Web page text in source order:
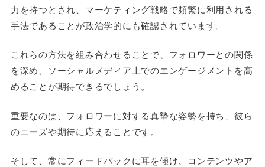
力を持つとされ、マーケティング戦略で頻繁に利用される
手法であることが政治学的にも確認されています。
これらの方法を組み合わせることで、フォロワーとの関係
を深め、ソーシャルメディア上でのエンゲージメントを高
めることが期待できるでしょう。
重要なのは、フォロワーに対する真摯な姿勢を持ち、彼ら
のニーズや期待に応えることです。
そして、常にフィードバックに耳を傾け、コンテンツやア